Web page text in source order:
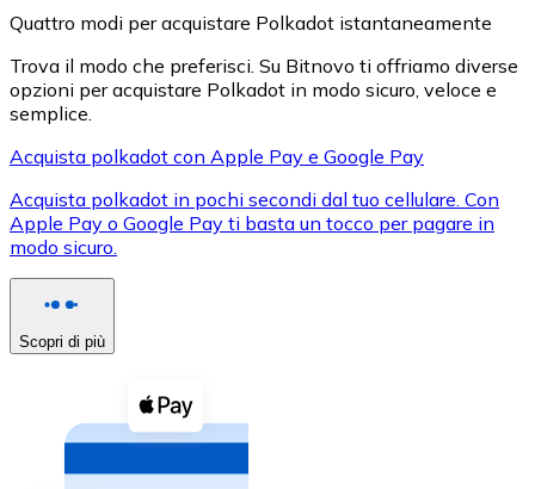
XRP
XRP
Vedi tutto
Buoni cripto
Acquista criptovalute in contanti e altri mezzi di
Acquista con contanti
Quattro modi per acquistare Polkadot istantaneamente
Trova il modo che preferisci. Su Bitnovo ti offriamo diverse
opzioni per acquistare Polkadot in modo sicuro, veloce e
semplice.
Acquista polkadot con Apple Pay e Google Pay
Acquista polkadot in pochi secondi dal tuo cellulare. Con
Apple Pay o Google Pay ti basta un tocco per pagare in
modo sicuro.
Scopri di più